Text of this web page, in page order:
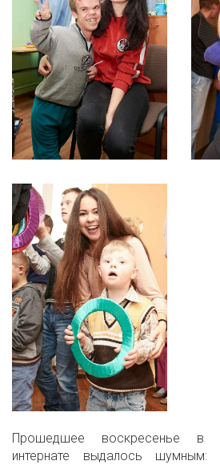
Прошедшее воскресенье в
интернате выдалось